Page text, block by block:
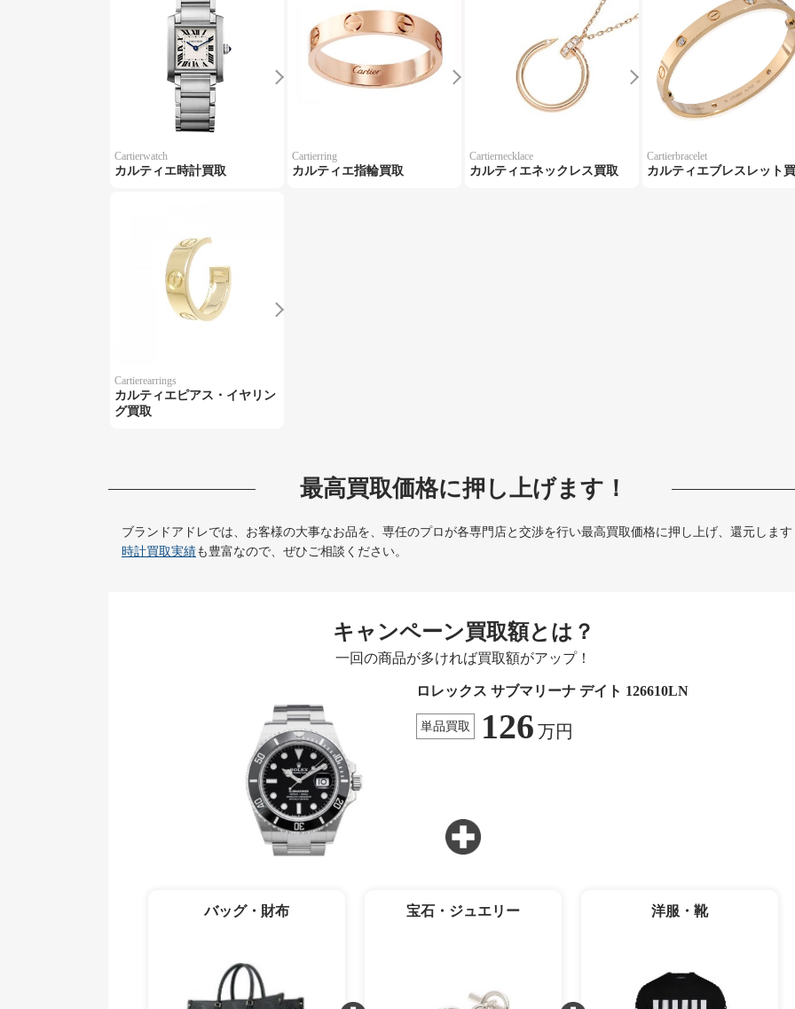
Cartierwatch
カルティエ時計買取
Cartierring
カルティエ指輪買取
Cartiernecklace
カルティエネックレス買取
Cartierbracelet
カルティエブレスレット
Cartierearrings
カルティエピアス・イヤリン
グ買取
最高買取価格に押し上げます！
ブランドアドレでは、お客様の大事なお品を、専任のプロが各専門店と交渉を行い最高買取価格に押し上げ、還元します
時計買取実績も豊富なので、ぜひご相談ください。
キャンペーン買取額とは？
一回の商品が多ければ買取額がアップ！
ロレックス サブマリーナ デイト 126610LN
単品買取 126 万円
バッグ・財布 宝石・ジュエリー 洋服・靴